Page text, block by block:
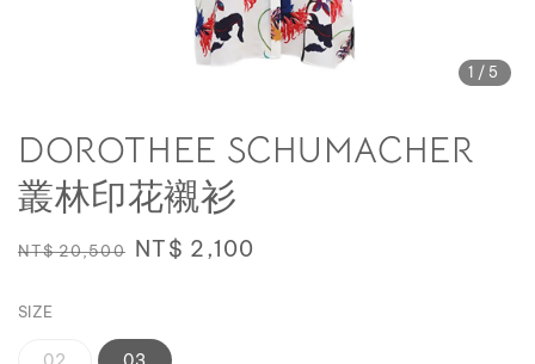
1 /5
DOROTHEE SCHUMACHER
叢林印花襯衫
Regular
NT$ 20,500 Sale
NT$ 2,100
SIZE